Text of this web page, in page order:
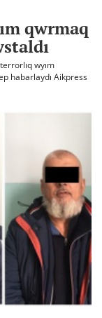
qwrmaq
wyım
habarlaydı Aikpress